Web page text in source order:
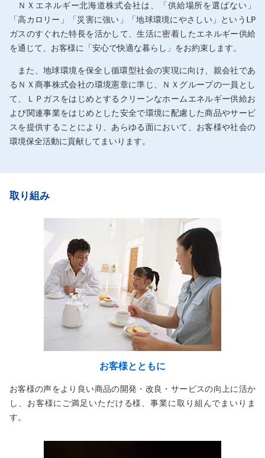
ＮＸエネルギー北海道株式会社は、「供給場所を選ばない」
「高カロリー」「災害に強い」「地球環境にやさしい」というLP
ガスのすぐれた特長を活かして、生活に密着したエネルギー供給
を通じて、お客様に「安心で快適な暮らし」をお約束します。
また、地球環境を保全し循環型社会の実現に向け、親会社であ
るＮＸ商事株式会社の環境憲章に準じ、ＮＸグループの一員とし
て、ＬＰガスをはじめとするクリーンなホームエネルギー供給お
よび関連事業をはじめとした安全で環境に配慮した商品やサービ
スを提供することにより、あらゆる面において、お客様や社会の
環境保全活動に貢献してまいります。
取り組み
お客様とともに
お客様の声をより良い商品の開発・改良・サービスの向上に活か
し、お客様にご満足いただける様、事業に取り組んでまいりま
す。